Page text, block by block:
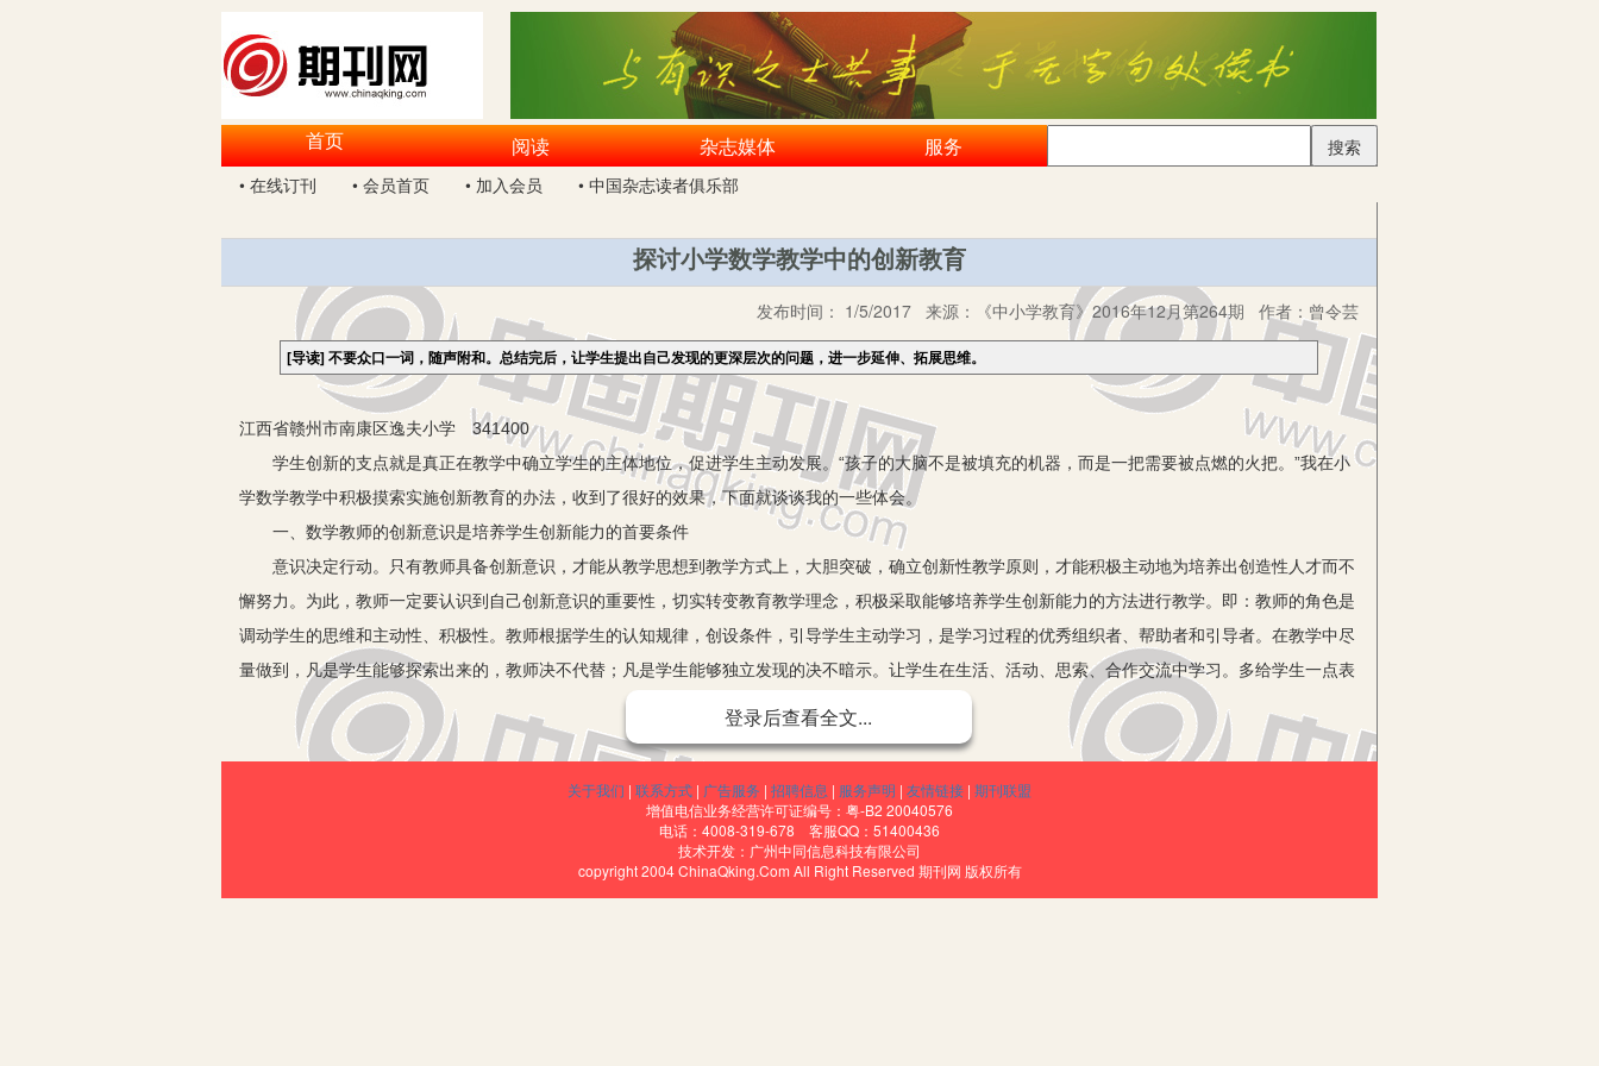
首页 阅读 杂志媒体 服务
搜索
• 在线订刊
• 会员首页 • 加入会员 • 中国杂志读者俱乐部
探讨小学数学教学中的创新教育
发布时间： 1/5/2017 来源： 《中小学教育》2016年12月第264期 作者： 曾令芸
[导读]不要众口一词，随声附和。总结完后，让学生提出自己发现的更深层次的问题，进一步延伸、拓展思维。
江西省赣州市南康区逸夫小学 341400
学生创新的支点就是真正在教学中确立学生的主体地位，促进学生主动发展。“孩子的大脑不是被填充的机器，而是一把需要被点燃的火把。”我在小
学数学教学中积极摸索实施创新教育的办法，收到了很好的效果，下面就谈谈我的一些体会。
一、数学教师的创新意识是培养学生创新能力的首要条件
意识决定行动。只有教师具备创新意识，才能从教学思想到教学方式上，大胆突破，确立创新性教学原则，才能积极主动地为培养出创造性人才而不
懈努力。为此，教师一定要认识到自己创新意识的重要性，切实转变教育教学理念，积极采取能够培养学生创新能力的方法进行教学。即：教师的角色是
调动学生的思维和主动性、积极性。教师根据学生的认知规律，创设条件，引导学生主动学习，是学习过程的优秀组织者、帮助者和引导者。在教学中尽
量做到，凡是学生能够探索出来的，教师决不代替；凡是学生能够独立发现的决不暗示。让学生在生活、活动、思索、合作交流中学习。多给学生一点表
现自己的机会。让学生多一点创造的信心，多一点成功的体验，培养他们的自信心。因材施教，分层次设计教学目标，分层次实施教育，让每一个学生充
分展示自己独特的才华。
动机是推动人们进行活动的内部动力，人的创造性都是在一定的动机下引起的，它可以有效激发学生的主动性，充分发挥主体作用，保持对学习的长
久兴趣，增强创新意识。为此，教师要想方设法，诱发学生的学习动机和兴趣。可采取巧语导入新课，激发学生的学习兴趣，加强师生情感交流，使
之“尊其师信其道”。也可在教学中对提出的问题留“尾巴”吊学生的胃口，从而激发学生求知的欲望，或者可以插讲有关的奇人趣事激发学习兴趣，等等。
登录后查看全文...
关于我们 | 联系方式 | 广告服务 | 招聘信息 | 服务声明 | 友情链接 | 期刊联盟
增值电信业务经营许可证编号：粤-B2 20040576
电话：4008-319-678 客服QQ：51400436
技术开发：广州中同信息科技有限公司
copyright 2004 ChinaQking.Com All Right Reserved 期刊网 版权所有